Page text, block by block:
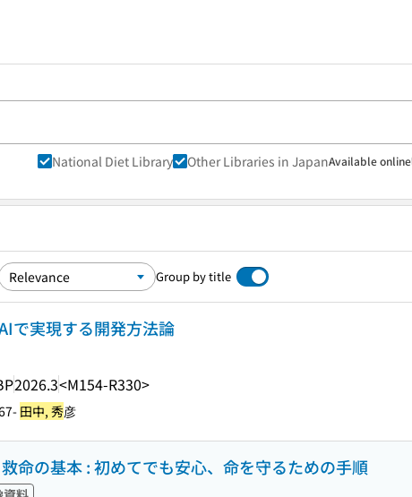
National Diet Library Other Libraries in JapanAvailable online
Group by title
で実現する開発方法論
2026.3<M154-R330>
田中, 秀彦
命の基本 : 初めてでも安心、命を守るための手順